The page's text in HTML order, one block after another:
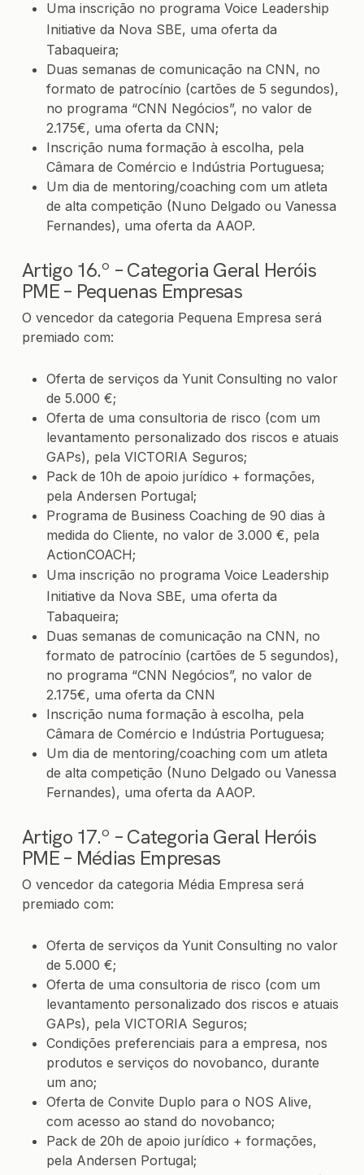
Uma inscrição no programaVoice Leadership
Initiative da Nova SBE, uma oferta da
Tabaqueira;
Duas semanas de comunicação na CNN, no
formato de patrocínio (cartões de 5 segundos),
no programa “CNN Negócios”, no valor de
2.175€, uma oferta da CNN;
Inscrição numa formação à escolha, pela
Câmara de Comércio e Indústria Portuguesa;
Um dia de mentoring/coaching com um atleta
de alta competição (Nuno Delgado ou Vanessa
Fernandes), uma oferta da AAOP.
Artigo 16.º – Categoria Geral Heróis
PME – Pequenas Empresas
O vencedor da categoria Pequena Empresa será
premiado com:
Oferta de serviços da Yunit Consulting no valor
de 5.000 €;
Oferta de uma consultoria de risco (com um
levantamento personalizado dos riscos e atuais
GAPs), pela VICTORIA Seguros;
Pack de 10h de apoio jurídico + formações,
pela Andersen Portugal;
Programa de Business Coaching de 90 dias à
medida do Cliente, no valor de 3.000 €, pela
ActionCOACH;
Uma inscrição no programaVoice Leadership
Initiative da Nova SBE, uma oferta da
Tabaqueira;
Duas semanas de comunicação na CNN, no
formato de patrocínio (cartões de 5 segundos),
no programa “CNN Negócios”, no valor de
2.175€, uma oferta da CNN
Inscrição numa formação à escolha, pela
Câmara de Comércio e Indústria Portuguesa;
Um dia de mentoring/coaching com um atleta
de alta competição (Nuno Delgado ou Vanessa
Fernandes), uma oferta da AAOP.
Artigo 17.º – Categoria Geral Heróis
PME – Médias Empresas
O vencedor da categoria Média Empresa será
premiado com:
Oferta de serviços da Yunit Consulting no valor
de 5.000 €;
Oferta de uma consultoria de risco (com um
levantamento personalizado dos riscos e atuais
GAPs), pela VICTORIA Seguros;
Condições preferenciais para a empresa, nos
produtos e serviços do novobanco, durante
um ano;
Oferta de Convite Duplo para o NOS Alive,
com acesso ao stand do novobanco;
Pack de 20h de apoio jurídico + formações,
pela Andersen Portugal;